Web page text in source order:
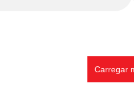
Carregar